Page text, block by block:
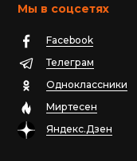
Мы в соцсетях
Facebook
Телеграм
Одноклассники
Миртесен
Яндекс.Дзен